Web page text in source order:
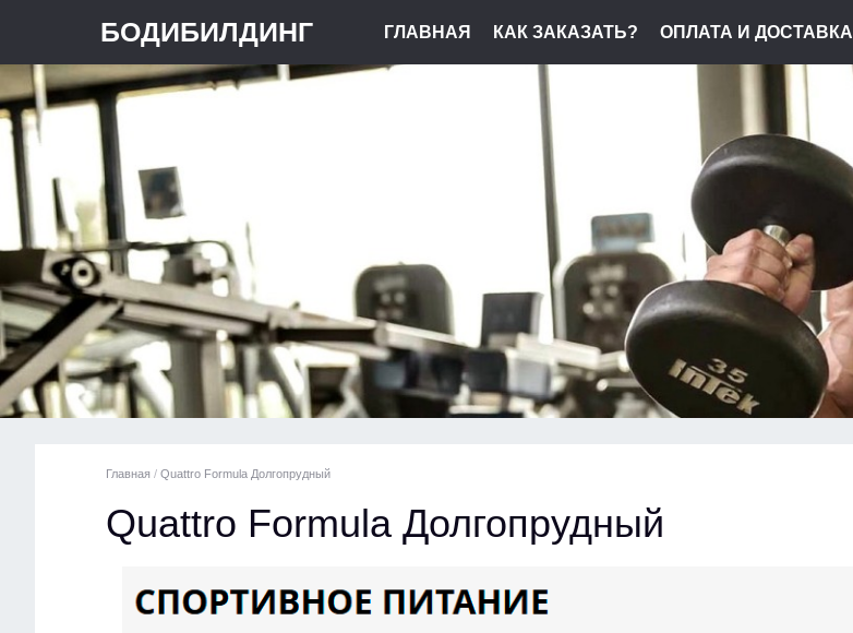
БОДИБИЛДИНГ ГЛАВНАЯ КАК ЗАКАЗАТЬ? ОПЛАТА И ДОСТАВКА
Главная / Quattro Formula Долгопрудный
Quattro Formula Долгопрудный